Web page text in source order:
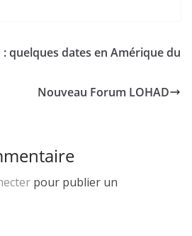
g
: quelques dates en Amérique du
Nouveau Forum LOHAD
pour publier un